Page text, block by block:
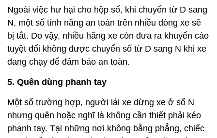
Ngoài việc hư hại cho hộp số, khi chuyển từ D sang
N, một số tính năng an toàn trên nhiều dòng xe sẽ
bị tắt. Do vậy, nhiều hãng xe còn đưa ra khuyến cáo
tuyệt đối không được chuyển số từ D sang N khi xe
đang chạy để đảm bảo an toàn.
5. Quên dùng phanh tay
Một số trường hợp, người lái xe dừng xe ở số N
nhưng quên hoặc nghĩ là không cần thiết phải kéo
phanh tay. Tại những nơi không bằng phẳng, chiếc